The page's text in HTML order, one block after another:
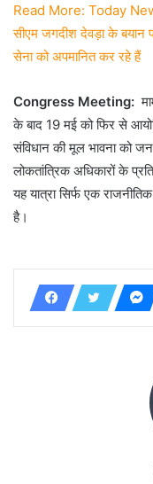
Read More: Today
सीएम जगदीश देवड़ा के बयान
सेना को अपमानित कर रहे हैं
Congress Meeting:
के बाद 19 मई को फिर से
संविधान की मूल भावना को
लोकतांत्रिक अधिकारों के
यह यात्रा सिर्फ एक
है।